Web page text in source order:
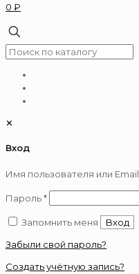
0 ₽
✕
Вход
Имя пользователя или Email
Пароль*Обязательно
Запомнить меня
Вход
Забыли свой пароль?
Создать учётную запись?